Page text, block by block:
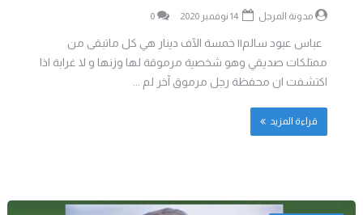
مدونة المرجل 0
عباس عبود سالم|| خمسة الآف دينار هي كل ماتبقى من
ممتلكات صديقي وهو شخصية مرموقة لها وزنها و لا غرابة اذا
اكتشفت ان محفظة رجل مرموق آخر لم ...
قراءة المزيد